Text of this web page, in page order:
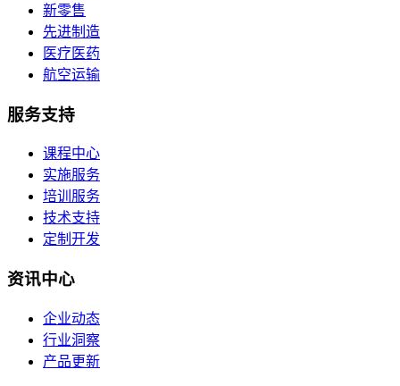
新零售
先进制造
医疗医药
航空运输
服务支持
课程中心
实施服务
培训服务
技术支持
定制开发
资讯中心
企业动态
行业洞察
产品更新